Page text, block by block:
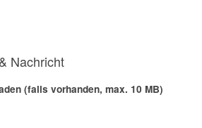
Nachricht
(falls vorhanden, max. 10 MB)